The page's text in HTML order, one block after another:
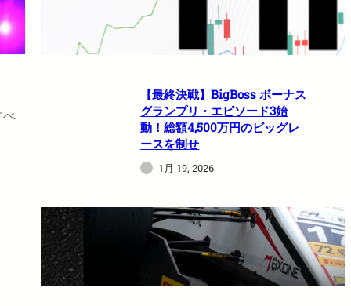
べ
HFMは日本人でも使えますか？
1月 21, 2026
【最終決戦】BigBoss ボーナス
グランプリ・エピソード3始
動！総額4,500万円のビッグレ
ースを制せ
1月 19, 2026
【最大$6,000】BigBoss ラッキ
ードロー＆入金ボーナスキャン
ペーン開催中！
1月 12, 2026